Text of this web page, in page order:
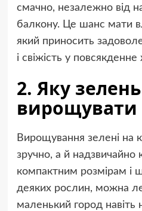
смачно, незалежно від
балкону. Це шанс мати
який приносить
і свіжість у
2. Яку
вирощувати
Вирощування зелені на
зручно, а й надзвичайно
компактним розмірам і
деяких рослин, можна
маленький город навіть